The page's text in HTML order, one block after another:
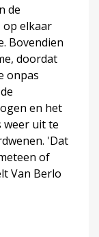
de
elkaar
Bovendien
doordat
onpas
en het
weer uit te
'Dat
of
Van Berlo